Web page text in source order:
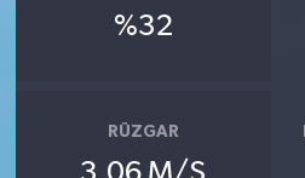
%32
RÜZGAR